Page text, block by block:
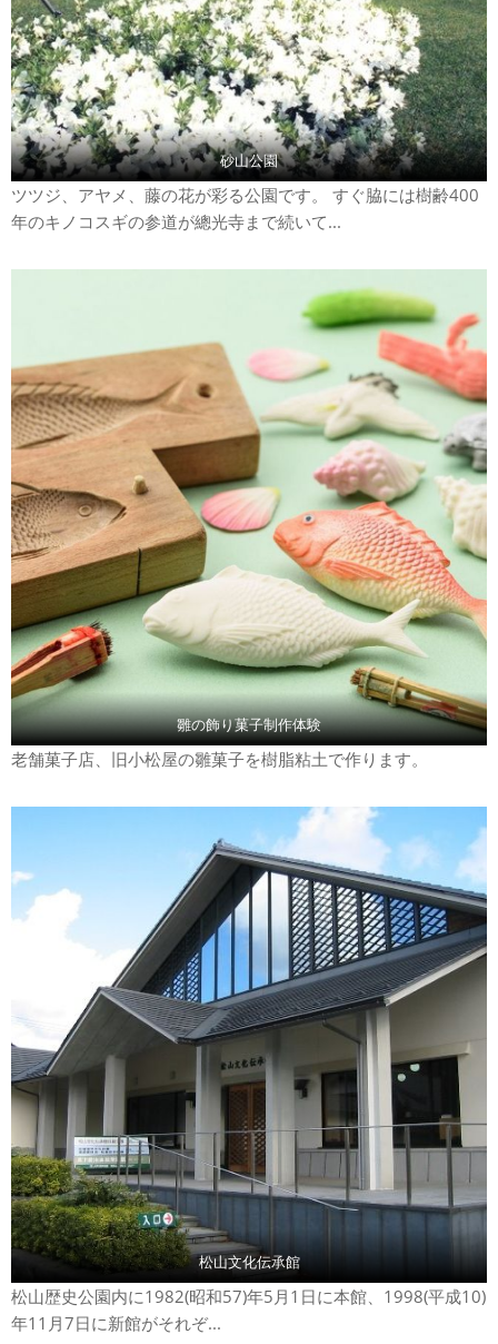
砂山公園
ツツジ、アヤメ、藤の花が彩る公園です。 すぐ脇には樹齢400
年のキノコスギの参道が總光寺まで続いて...
雛の飾り菓子制作体験
老舗菓子店、旧小松屋の雛菓子を樹脂粘土で作ります。
松山文化伝承館
松山歴史公園内に1982(昭和57)年5月1日に本館、1998(平成10)
年11月7日に新館がそれぞ...